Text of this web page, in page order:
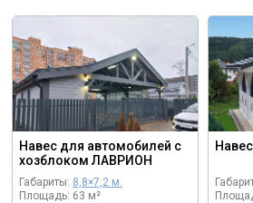
Навес для автомобилей с
хозблоком ЛАВРИОН
Габариты: 8,8×7,2 м.
Площадь: 63 м²